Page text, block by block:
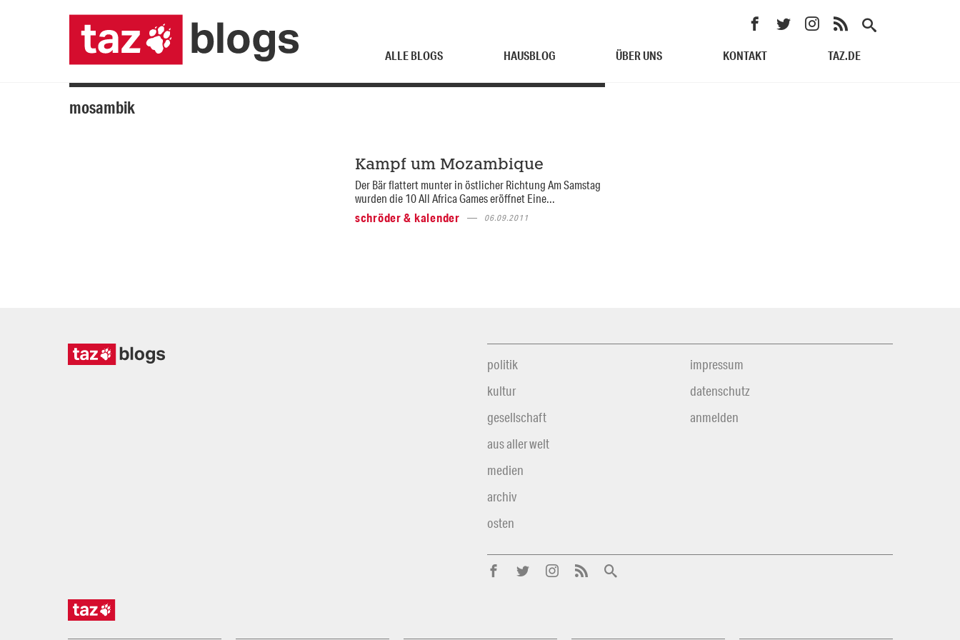
ALLE BLOGS HAUSBLOG ÜBER UNS KONTAKT TAZ.DE
mosambik
Kampf um Mozambique
Der Bär flattert munter in östlicher Richtung Am Samstag
wurden die 10 All Africa Games eröffnet Eine...
schröder & kalender
06.09.2011
politik
kultur
gesellschaft
aus aller welt
medien
archiv
osten
impressum
datenschutz
anmelden